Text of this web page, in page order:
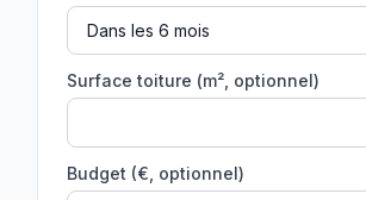
Surface toiture (m², optionnel)
Budget (€, optionnel)